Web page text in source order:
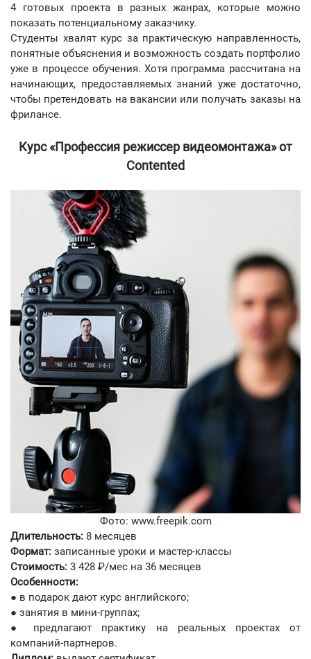
4 готовых проекта в разных жанрах, которые можно
показать потенциальному заказчику.
Студенты хвалят курс за практическую направленность,
понятные объяснения и возможность создать портфолио
уже в процессе обучения. Хотя программа рассчитана на
начинающих, предоставляемых знаний уже достаточно,
чтобы претендовать на вакансии или получать заказы на
фрилансе.
Курс «Профессия режиссер видеомонтажа» от
Contented
Фото: www.freepik.com
Длительность: 8 месяцев
Формат: записанные уроки и мастер-классы
Стоимость: 3 428 ₽/мес на 36 месяцев
Особенности:
● в подарок дают курс английского;
● занятия в мини-группах;
● предлагают практику на реальных проектах от
компаний-партнеров.